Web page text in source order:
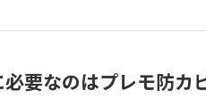
要なのはプレモ防カ